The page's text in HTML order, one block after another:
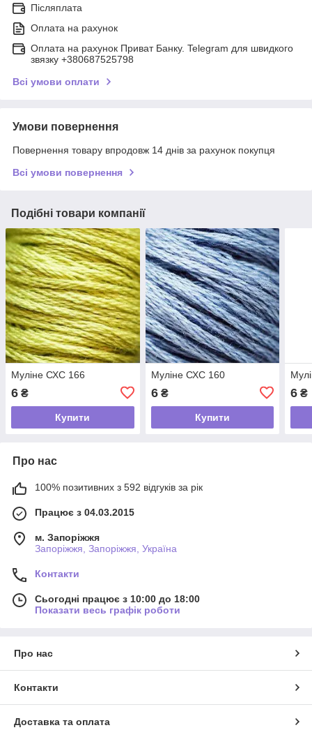
Післяплата
Оплата на рахунок
Оплата на рахунок Приват Банку. Telegram для швидкого
звязку +380687525798
Всі умови оплати
Умови повернення
Повернення товару впродовж 14 днів за рахунок покупця
Всі умови повернення
Подібні товари компанії
Муліне СХС 166
6 ₴
Купити
Муліне СХС 160
6₴
Купити
6 ₴
Про нас
100% позитивних з 592 відгуків за рік
Працює з 04.03.2015
м. Запоріжжя
Запоріжжя, Запоріжжя, Україна
Контакти
Сьогодні працює з 10:00 до 18:00
Показати весь графік роботи
Про нас
Контакти
Доставка та оплата